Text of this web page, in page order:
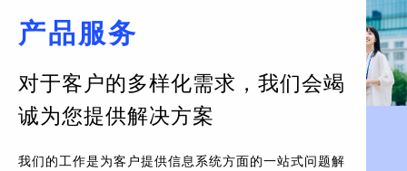
产品服务
对于客户的多样化需求， 我们会竭
诚为您提供解决方案
我们的工作是为客户提供信息系统方面的一站式问题解